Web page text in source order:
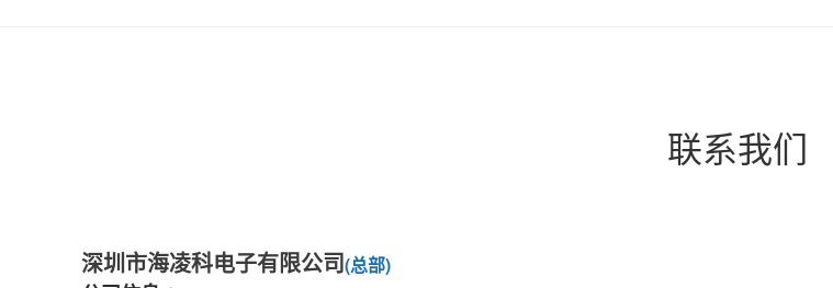
联系我们
深圳市海凌科电子有限公司(总部)